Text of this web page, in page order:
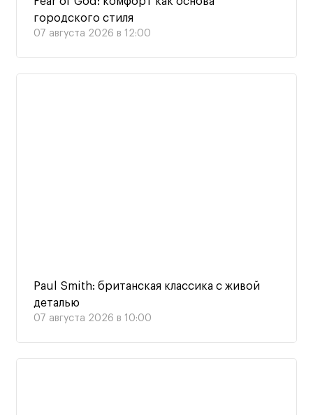
городского стиля
07 августа 2026 в 12:00
Paul Smith: британская классика с живой
деталью
07 августа 2026 в 10:00